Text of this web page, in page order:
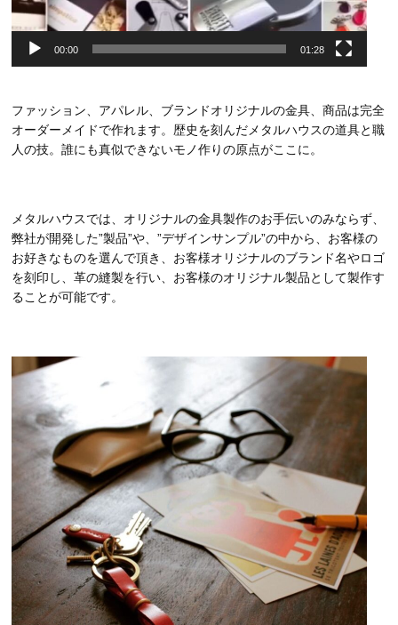
00:00 01:28
ファッション、アパレル、ブランドオリジナルの金具、商品は完全
オーダーメイドで作れます。歴史を刻んだメタルハウスの道具と職
人の技。誰にも真似できないモノ作りの原点がここに。
メタルハウスでは、オリジナルの金具製作のお手伝いのみならず、
弊社が開発した”製品”や、”デザインサンプル”の中から、お客様の
お好きなものを選んで頂き、お客様オリジナルのブランド名やロゴ
を刻印し、革の縫製を行い、お客様のオリジナル製品として製作す
ることが可能です。